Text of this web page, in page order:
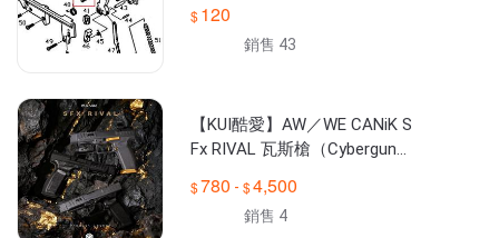
120
銷售 43
【KUI酷愛】AW／WE CANiK S
Fx RIVAL 瓦斯槍（Cybergun
780 - 4,500
銷售 4